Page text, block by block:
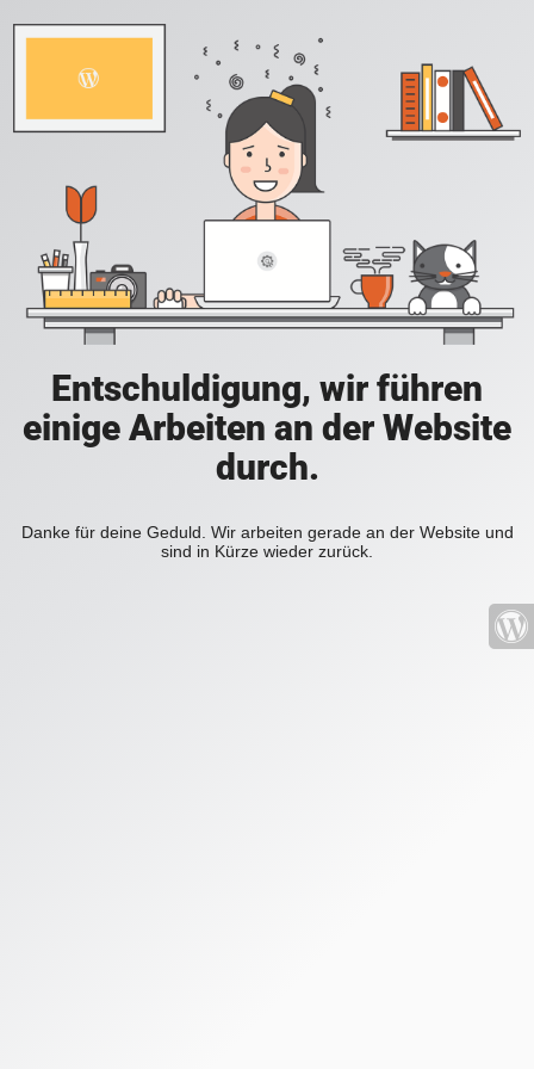
Entschuldigung, wir führen
einige Arbeiten an der Website
durch.
Danke für deine Geduld. Wir arbeiten gerade an der Website und
sind in Kürze wieder zurück.